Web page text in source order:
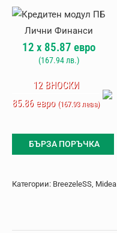
климатик
Midea
BreezeleSS
MSFAAU-
12HRFN8-
QRD6GW,
Fi
12 x 85.87 евро
(167.94лв.)
12 ВНОСКИ
85.86 евро (167.93 лева)
БЪРЗА ПОРЪЧКА
Категории: BreezeleSS, Midea